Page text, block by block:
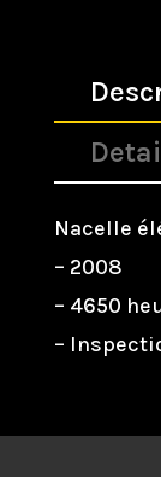
Nacelle
– 2008
– 4650
–